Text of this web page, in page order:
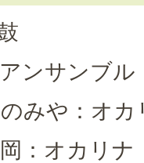
ンサンブル
みや：オカ
：オカリナ